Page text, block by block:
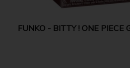
FUNKO - BITTY ! ONE PIECE